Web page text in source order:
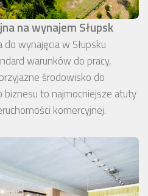
na wynajem Słupsk
wynajęcia w Słupsku
warunków do pracy,
środowisko do
to najmocniejsze atuty
komercyjnej.